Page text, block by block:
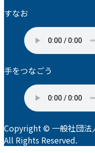
すなお
手をつなごう
Copyright © 一般社団
All Rights Reserved.